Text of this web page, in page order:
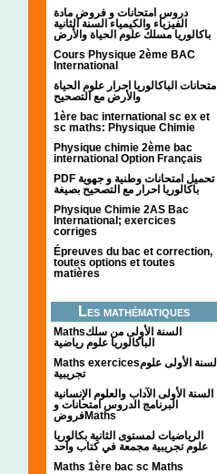
دروس امتحانات و فروض مادة
الفيزياء والكيمياء السنة الثانية
باكالوريا مسلك علوم الحياة والأرض
Cours Physique 2ème BAC
International
امتحانات الباكالوريا احرار علوم الحياة
والأرض مع التصحيح
1ère bac international sc ex et
sc maths: Physique Chimie
Physique chimie 2ème bac
international Option Français
PDF تحميل امتحانات وطنية و جهوية
باكالوريا احرار مع التصحيح بصيغة
Physique Chimie 2AS Bac
International; exercices
corriges
Épreuves du bac et correction,
toutes options et toutes
matières
Les mathématiques
Mathsالسنة الأولى من سلك
الباكالوريا علوم رياضية
Maths exercicesالسنة الأولى علوم
تجريبية
السنة الأولى الآداب والعلوم الإنسانية
البرنامج الدروس امتحانات و
فروضMaths
الرياضيات لمستوى الثانية بكالوريا
علوم تجريبية مجمعة في كتاب واحد
Maths 1ère bac sc Maths